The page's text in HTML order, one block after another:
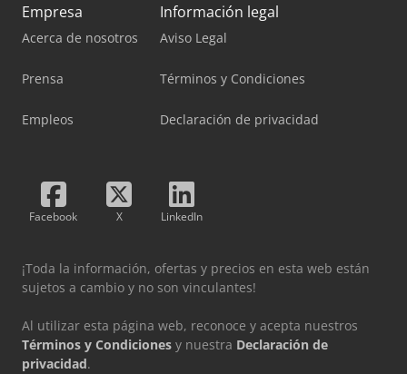
Empresa
Acerca de nosotros
Prensa
Empleos
Información legal
Aviso Legal
Términos y Condiciones
Declaración de privacidad
Facebook X LinkedIn
¡Toda la información, ofertas y precios en esta web están
sujetos a cambio y no son vinculantes!
Al utilizar esta página web, reconoce y acepta nuestros
Términos y Condiciones y nuestra Declaración de
privacidad.